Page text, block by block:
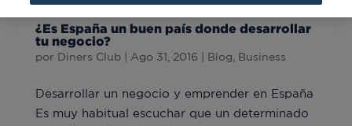
¿Es España un buen país donde desarrollar
tu negocio?
por Diners Club| Ago 31, 2016 Blog Business
Desarrollar un negocio y emprender en España
Es muy habitual escuchar que un determinado